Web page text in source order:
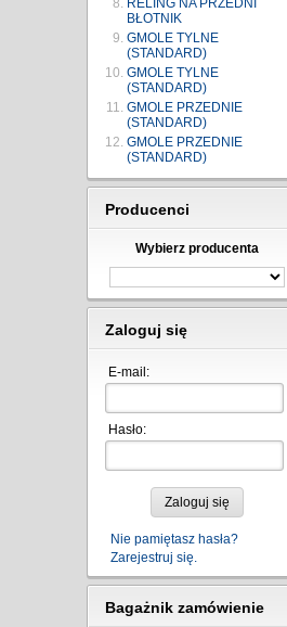
RELING NA PRZEDNI
BŁOTNIK
GMOLE TYLNE
(STANDARD)
GMOLE TYLNE
(STANDARD)
GMOLE PRZEDNIE
(STANDARD)
GMOLE PRZEDNIE
(STANDARD)
Producenci
Wybierz producenta
Zaloguj się
E-mail:
Hasło:
Zaloguj się
Nie pamiętasz hasła?
Zarejestruj się.
Bagażnik zamówienie